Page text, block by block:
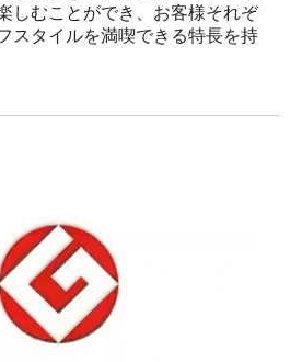
しむことができ、お客様それぞ
スタイルを満喫できる特長を持